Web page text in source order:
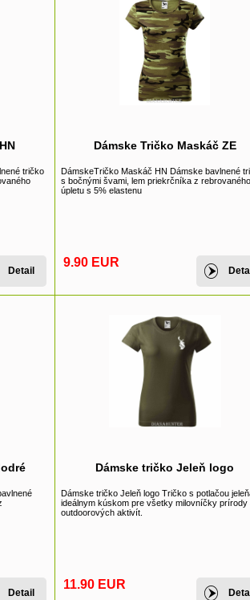
tričko
Detail
Dámske Tričko Maskáč ZE
DámskeTričko Maskáč HN Dámske bavlnené
s bočnými švami, lem priekrčníka z rebrovaného
úpletu s 5% elastenu
9.90 EUR
Detail
Dámske tričko Jeleň logo
Dámske tričko Jeleň logo Tričko s potlačou
ideálnym kúskom pre všetky milovníčky prírody
outdoorových aktivít.
11.90 EUR